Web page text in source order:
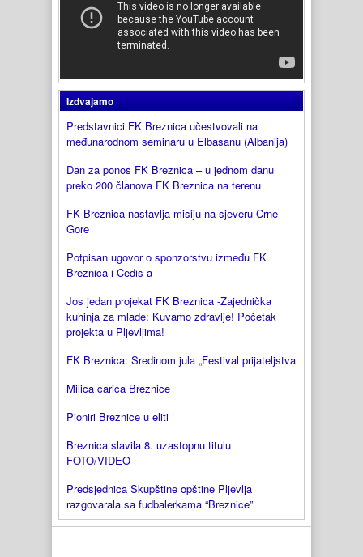
Izdvajamo
Predstavnici FK Breznica učestvovali na
međunarodnom seminaru u Elbasanu (Albanija)
Dan za ponos FK Breznica – u jednom danu
preko 200 članova FK Breznica na terenu
FK Breznica nastavlja misiju na sjeveru Crne
Gore
Potpisan ugovor o sponzorstvu između FK
Breznica i Cedis-a
Jos jedan projekat FK Breznica -Zajednička
kuhinja za mlade: Kuvamo zdravlje! Početak
projekta u Pljevljima!
FK Breznica: Sredinom jula „Festival prijateljstva
Milica carica Breznice
Pioniri Breznice u eliti
Breznica slavila 8. uzastopnu titulu
FOTO/VIDEO
Predsjednica Skupštine opštine Pljevlja
razgovarala sa fudbalerkama “Breznice”